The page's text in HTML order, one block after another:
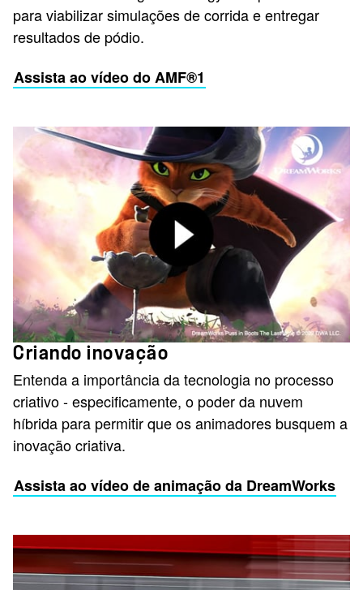
para viabilizar simulações de corrida e entregar
resultados de pódio.
Assista ao vídeo do AMF®1
Criando inovação
Entenda a importância da tecnologia no processo
criativo - especificamente, o poder da nuvem
híbrida para permitir que os animadores busquem a
inovação criativa.
Assista ao vídeo de animação da DreamWorks